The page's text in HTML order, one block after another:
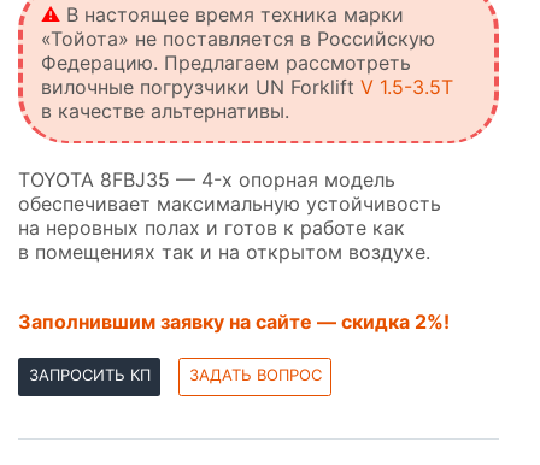
⚠️ В настоящее время техника марки
«Тойота» не поставляется в Российскую
Федерацию. Предлагаем рассмотреть
вилочные погрузчики UN Forklift V 1.5-3.5T
в качестве альтернативы.
TOYOTA 8FBJ35 — 4-х опорная модель
обеспечивает максимальную устойчивость
на неровных полах и готов к работе как
в помещениях так и на открытом воздухе.
Заполнившим заявку на сайте — скидка 2%!
ЗАПРОСИТЬ КП ЗАДАТЬ ВОПРОС